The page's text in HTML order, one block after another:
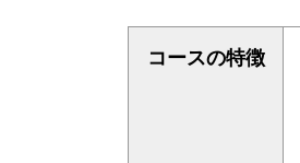
コースの特徴